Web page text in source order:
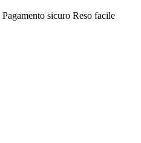
Pagamento sicuro Reso facile